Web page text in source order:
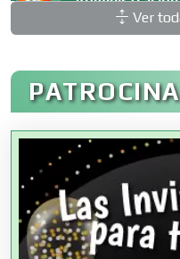
Agencias
Agencias de
Ver